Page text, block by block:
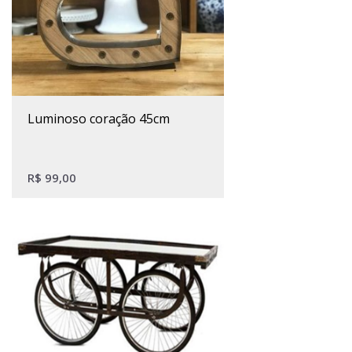
luminoso coração 45cm
R$ 99,00